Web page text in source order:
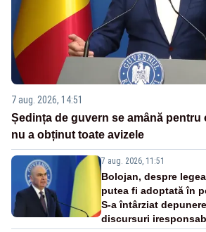
7 aug. 2026, 14:51
Ședința de guvern se amână pentru
nu a obținut toate avizele
7 aug. 2026, 11:51
Bolojan, despre
putea fi adoptată în
S-a întârziat
discursuri